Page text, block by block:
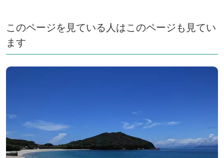
このページを見ている人はこのページも見てい
ます